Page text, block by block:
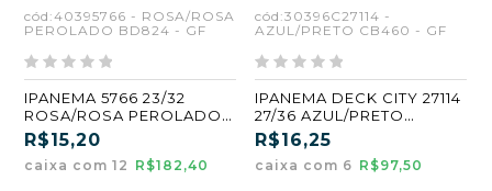
cód:40395766 - ROSA/ROSA
PEROLADO BD824 - GF
IPANEMA 5766 23/32
ROSA/ROSA PEROLADO
(BD824) (GF)
R$15,20
caixa com 12 R$182,40
cód:30396C27114 -
AZUL/PRETO CB460 - GF
IPANEMA DECK CITY 27114
27/36 AZUL/PRETO
(CB460) (GF) (CX6)
R$16,25
caixa com 6 R$97,50